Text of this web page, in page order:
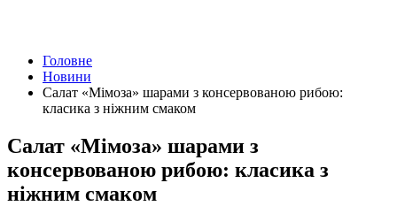
Головне
Новини
Салат «Мімоза» шарами з консервованою рибою:
класика з ніжним смаком
Салат «Мімоза» шарами з
консервованою рибою: класика з
ніжним смаком